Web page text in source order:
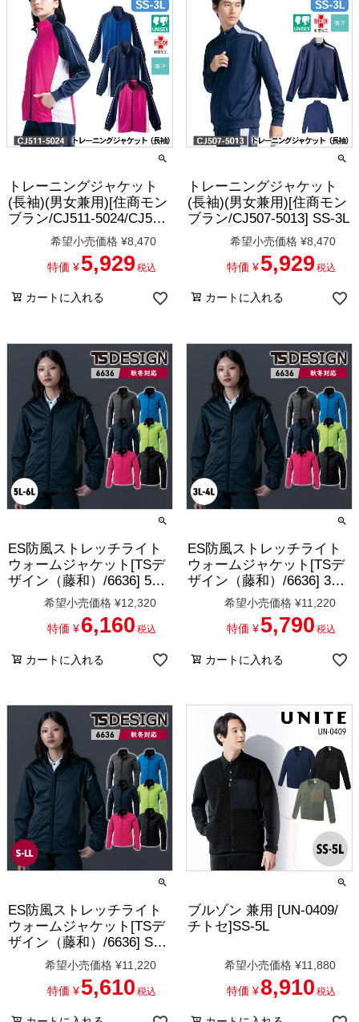
トレーニングジャケット
(長袖)(男女兼用)[住商モン
ブラン/CJ511-5024/CJ511-
5045/CJ511-5050] SS-3L
希望小売価格 ¥8,470
特価 ¥ 5,929 税込
カートに入れる
トレーニングジャケット
(長袖)(男女兼用)[住商モン
ブラン/CJ507-5013] SS-3L
希望小売価格 ¥8,470
特価 ¥ 5,929 税込
カートに入れる
ES防風ストレッチライト
ウォームジャケット[TSデ
ザイン（藤和）/6636] 5L-
6L ※6626後継品
希望小売価格 ¥12,320
特価 ¥ 6,160 税込
カートに入れる
ES防風ストレッチライト
ウォームジャケット[TSデ
ザイン（藤和）/6636] 3L-
4L ※6626後継品
希望小売価格 ¥11,220
特価 ¥ 5,790 税込
カートに入れる
ES防風ストレッチライト
ウォームジャケット[TSデ
ザイン（藤和）/6636] S-
LL ※6626後継品
希望小売価格 ¥11,220
特価 ¥ 5,610 税込
ブルゾン 兼用 [UN-0409/
チトセ]SS-5L
希望小売価格 ¥11,880
特価 ¥8,910 税込